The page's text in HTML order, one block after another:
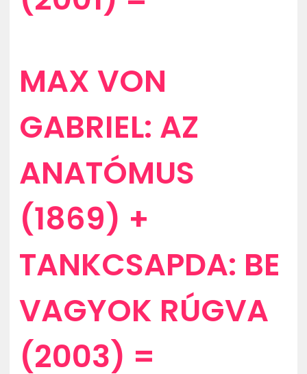
MAX VON
GABRIEL: AZ
ANATÓMUS
(1869) +
TANKCSAPDA: BE
VAGYOK RÚGVA
(2003) =